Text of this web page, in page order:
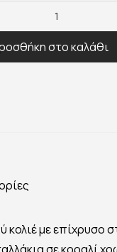
στο καλάθι
με επίχρυσο